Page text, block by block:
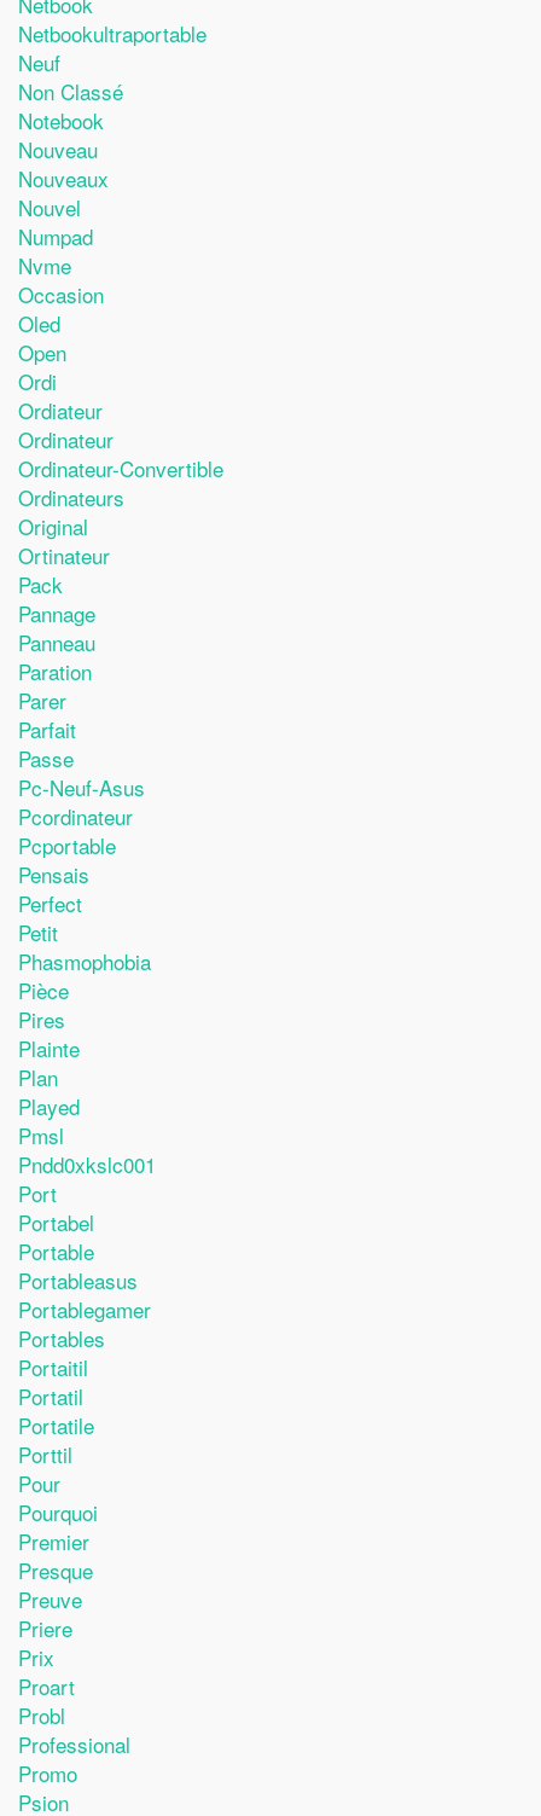
Netbookultraportable
Neuf
Non Classé
Notebook
Nouveau
Nouveaux
Nouvel
Numpad
Nvme
Occasion
Oled
Open
Ordi
Ordiateur
Ordinateur
Ordinateur-Convertible
Ordinateurs
Original
Ortinateur
Pack
Pannage
Panneau
Paration
Parer
Parfait
Passe
Pc-Neuf-Asus
Pcordinateur
Pcportable
Pensais
Perfect
Petit
Phasmophobia
Pièce
Pires
Plainte
Plan
Played
Pmsl
Pndd0xkslc001
Port
Portabel
Portable
Portableasus
Portablegamer
Portables
Portaitil
Portatil
Portatile
Porttil
Pour
Pourquoi
Premier
Presque
Preuve
Priere
Prix
Proart
Probl
Professional
Promo
Psion